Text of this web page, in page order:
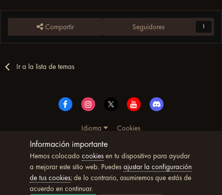
Compartir Seguidores 1
Ir a la lista de temas
Idioma
Cookies
© Copyright UltimoWoW™ 2025. Todos los derechos
reservados
Powered by Invision Community
Información importante
Hemos colocado cookiesen tu dispositivo para ayudar
a mejorar este sitio web. Puedes ajustar la configuración
de tus cookies; de lo contrario, asumiremos que estás de
acuerdo en continuar.